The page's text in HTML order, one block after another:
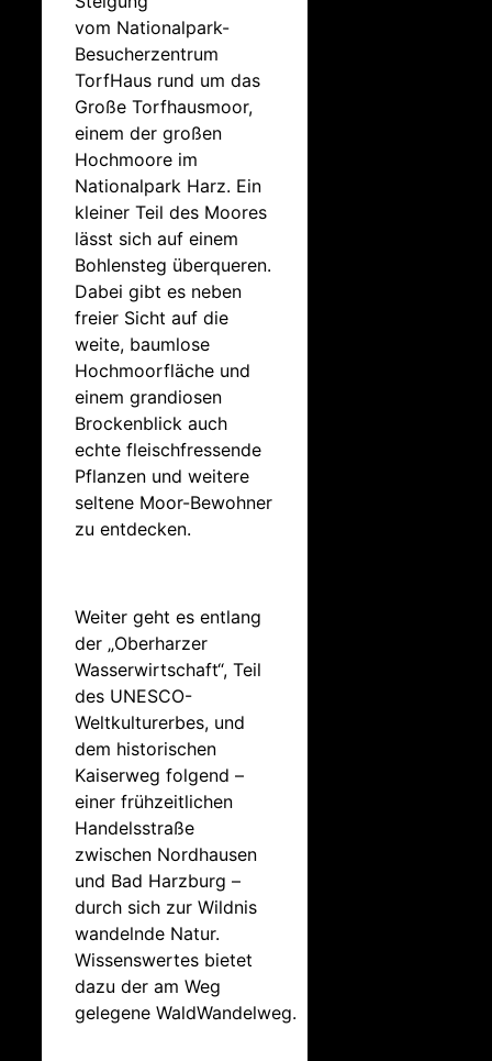
vom Nationalpark-
Besucherzentrum
TorfHaus rund um das
Große Torfhausmoor,
einem der großen
Hochmoore im
Nationalpark Harz. Ein
kleiner Teil des Moores
lässt sich auf einem
Bohlensteg überqueren.
Dabei gibt es neben
freier Sicht auf die
weite, baumlose
Hochmoorfläche und
einem grandiosen
Brockenblick auch
echte fleischfressende
Pflanzen und weitere
seltene Moor-Bewohner
zu entdecken.
Weiter geht es entlang
der „Oberharzer
Wasserwirtschaft“, Teil
des UNESCO-
Weltkulturerbes, und
dem historischen
Kaiserweg folgend –
einer frühzeitlichen
Handelsstraße
zwischen Nordhausen
und Bad Harzburg –
durch sich zur Wildnis
wandelnde Natur.
Wissenswertes bietet
dazu der am Weg
gelegene WaldWandelweg.